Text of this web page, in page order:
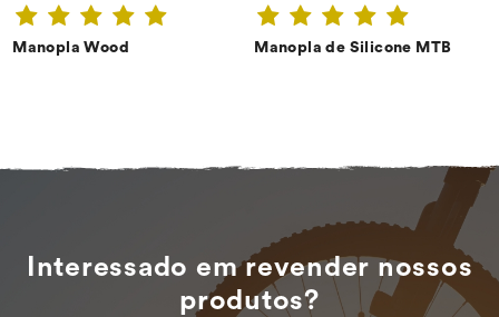
Manopla Wood Manopla de Silicone MTB
Interessado em revender nossos
produtos?